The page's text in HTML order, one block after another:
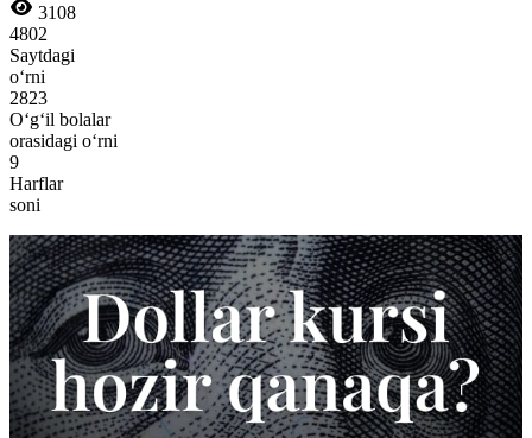
3108
4802
Saytdagi
o‘rni
2823
O‘g‘il bolalar
orasidagi o‘rni
9
Harflar
soni